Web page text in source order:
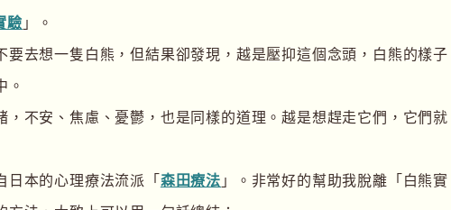
驗 」。
要去想一隻白熊，但結果卻發現，越是壓抑這個念頭，白熊的樣子
。
，不安、焦慮、憂鬱，也是同樣的道理。越是想趕走它們，它們就
日本的心理療法流派「森田療法 」。非常好的幫助我脫離「白熊實